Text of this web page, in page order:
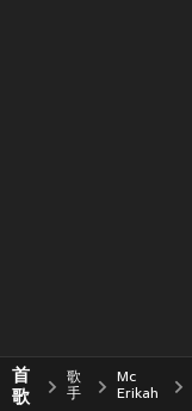
首
歌
歌
手
Mc
Erikah